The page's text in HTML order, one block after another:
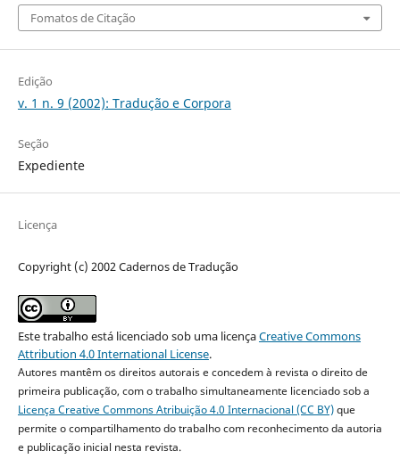
Fomatos de Citação
Edição
v. 1 n. 9 (2002): Tradução e Corpora
Seção
Expediente
Licença
Copyright (c) 2002 Cadernos de Tradução
Este trabalho está licenciado sob uma licençaCreative Commons
Attribution 4.0 International License.
Autores mantêm os direitos autorais e concedem à revista o direito de
primeira publicação, com o trabalho simultaneamente licenciado sob a
Licença Creative Commons Atribuição 4.0 Internacional (CC BY)que
permite o compartilhamento do trabalho com reconhecimento da autoria
e publicação inicial nesta revista.